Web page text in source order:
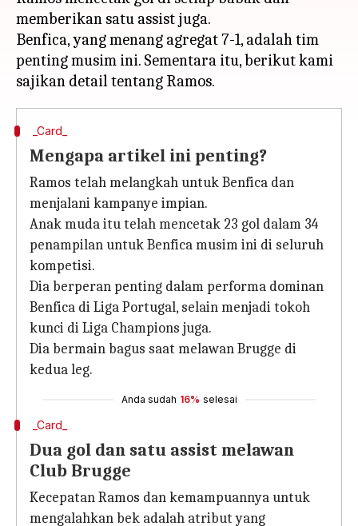
memberikan satu assist juga.
Benfica, yang menang agregat 7-1, adalah tim
penting musim ini. Sementara itu, berikut kami
_Card_
Mengapa artikel ini penting?
Ramos telah melangkah untuk Benfica dan
menjalani kampanye impian.
Anak muda itu telah mencetak 23 gol dalam 34
penampilan untuk Benfica musim ini di seluruh
kompetisi.
Dia berperan penting dalam performa dominan
Benfica di Liga Portugal, selain menjadi tokoh
kunci di Liga Champions juga.
Dia bermain bagus saat melawan Brugge di
kedua leg.
Anda sudah 16% selesai
_Card_
Dua gol dan satu assist melawan
Club Brugge
Kecepatan Ramos dan kemampuannya untuk
mengalahkan bek adalah atribut yang